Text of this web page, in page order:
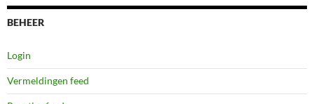
BEHEER
Login
Vermeldingen feed